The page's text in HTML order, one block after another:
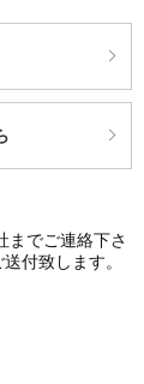
までご連絡下さ
付致します。